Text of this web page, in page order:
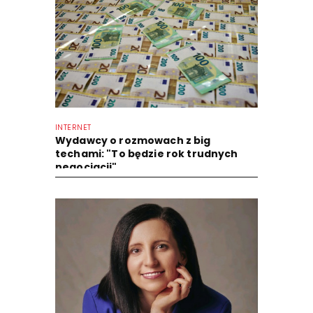
INTERNET
Wydawcy o rozmowach z big
techami: "To będzie rok trudnych
negocjacji"